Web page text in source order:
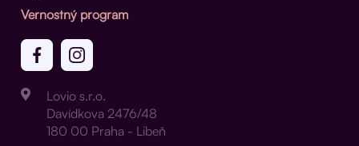
Vernostný program
Lovio s.r.o.
Davídkova 2476/48
180 00 Praha - Libeň